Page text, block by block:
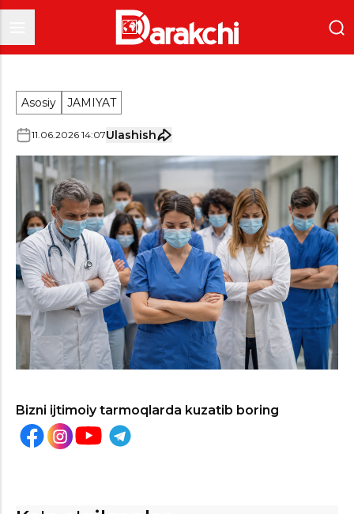
Asosiy JAMIYAT
11.06.2026 14:07Ulashish
Bizni ijtimoiy tarmoqlarda kuzatib boring